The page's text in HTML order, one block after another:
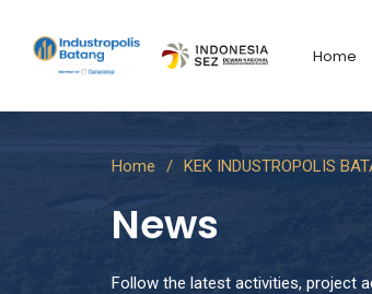
Home
Home KEK INDUSTROPOLIS
News
Follow the latest activities, project